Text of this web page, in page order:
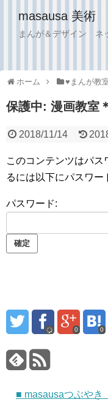
masausa 美術
まんが＆デザイン ネ
ホーム ♥︎まんが教
保護中: 漫画教室
2018/11/14
このコンテンツはパ
るには以下にパスワー
パスワード:
0 0
■ masausaつぶや